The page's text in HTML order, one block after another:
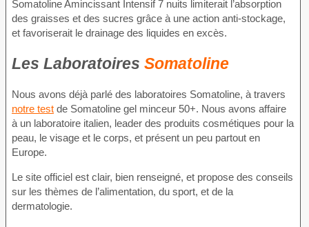
Somatoline Amincissant Intensif 7 nuits limiterait l’absorption
des graisses et des sucres grâce à une action anti-stockage,
et favoriserait le drainage des liquides en excès.
Les Laboratoires Somatoline
Nous avons déjà parlé des laboratoires Somatoline, à travers
notre test de Somatoline gel minceur 50+. Nous avons affaire
à un laboratoire italien, leader des produits cosmétiques pour la
peau, le visage et le corps, et présent un peu partout en
Europe.
Le site officiel est clair, bien renseigné, et propose des conseils
sur les thèmes de l’alimentation, du sport, et de la
dermatologie.